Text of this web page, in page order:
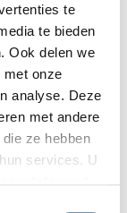
te
te bieden
Ook delen we
met onze
analyse. Deze
met andere
ze hebben
services. U
de
Hoorn. Met
“Opsporing
het Museum
zo’n 15 jaar
een ‘Huis